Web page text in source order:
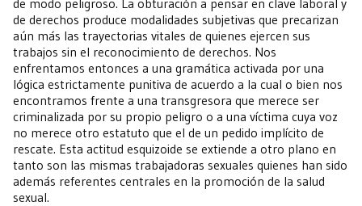
de modo peligroso. La obturación a pensar en clave laboral y
de derechos produce modalidades subjetivas que precarizan
aún más las trayectorias vitales de quienes ejercen sus
trabajos sin el reconocimiento de derechos. Nos
enfrentamos entonces a una gramática activada por una
lógica estrictamente punitiva de acuerdo a la cual o bien nos
encontramos frente a una transgresora que merece ser
criminalizada por su propio peligro o a una víctima cuya voz
no merece otro estatuto que el de un pedido implícito de
rescate. Esta actitud esquizoide se extiende a otro plano en
tanto son las mismas trabajadoras sexuales quienes han sido
además referentes centrales en la promoción de la salud
sexual.